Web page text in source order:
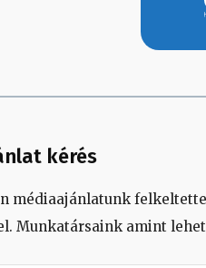
kérés
médiaajánlatunk
Munkatársaink amint